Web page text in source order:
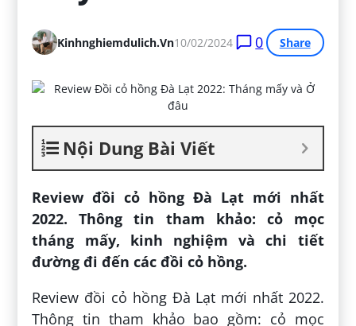
Kinhnghiemdulich.vn10/02/2024 0 Share
Nội Dung Bài Viết
Review đồi cỏ hồng Đà Lạt mới nhất
2022. Thông tin tham khảo: cỏ mọc
tháng mấy, kinh nghiệm và chi tiết
đường đi đến các đồi cỏ hồng.
Review đồi cỏ hồng Đà Lạt mới nhất 2022.
Thông tin tham khảo bao gồm: cỏ mọc